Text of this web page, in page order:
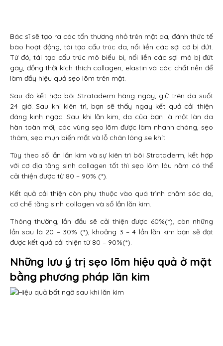
Bác sĩ sẽ tạo ra các tổn thương nhỏ trên mặt da, đánh thức tế
bào hoạt động, tái tạo cấu trúc da, nối liền các sợi cơ bị đứt.
Từ đó, tái tạo cấu trúc mô biểu bì, nối liền các sợi mô bị đứt
gãy, đồng thời kích thích collagen, elastin và các chất nền để
làm đầy hiệu quả sẹo lõm trên mặt.
Sau đó kết hợp bôi Strataderm hàng ngày, giữ trên da suốt
24 giờ. Sau khi kiên trì, bạn sẽ thấy ngay kết quả cải thiện
đáng kinh ngạc. Sau khi lăn kim, da của bạn là một làn da
hàn toàn mới, các vùng sẹo lõm được làm nhanh chóng, sẹo
thâm, sẹo mụn biến mất và lỗ chân lông se khít.
Tùy theo số lần lăn kim và sự kiên trì bôi Strataderm, kết hợp
với cơ địa tăng sinh collagen tốt thì sẹo lõm lâu năm có thể
cải thiện được từ 80 – 90% (*).
Kết quả cải thiện còn phụ thuộc vào quá trình chăm sóc da,
cơ chế tăng sinh collagen và số lần lăn kim.
Thông thường, lần đầu sẽ cải thiện được 60%(*), còn những
lần sau là 20 – 30% (*), khoảng 3 – 4 lần lăn kim bạn sẽ đạt
được kết quả cải thiện từ 80 – 90%(*).
Những lưu ý trị sẹo lõm hiệu quả ở mặt
bằng phương pháp lăn kim